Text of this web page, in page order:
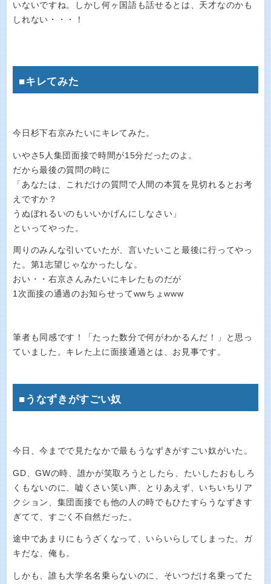
いないですね。しかし何ヶ国語も話せるとは、天才なのかも
しれない・・・！
■キレてみた
今日杉下右京みたいにキレてみた。
いやさ5人集団面接で時間が15分だったのよ。
だから最後の質問の時に
「あなたは、これだけの質問で人間の本質を見切れるとお考
えですか？
うぬぼれるいのもいいかげんにしなさい」
といってやった。
周りのみんな引いていたが、言いたいこと最後に行ってやっ
た。第1志望じゃなかったしな。
おい・・右京さんみたいにキレたものだが
1次面接の通過のお知らせってwwちょwww
筆者も同感です！「たった数分で何がわかるんだ！」と思っ
ていました。キレた上に面接通過とは、お見事です。
■うなずきがすごい奴
今日、今までで見たなかで最もうなずきがすごい奴がいた。
GD、GWの時、誰かが笑取ろうとしたら、たいしたおもしろ
くもないのに、嘘くさい笑い声、とりあえず、いちいちリア
クション、集団面接でも他の人の時でもひたすらうなずきす
ぎてて、すごく不自然だった。
途中であまりにもうざくなって、いらいらしてしまった。ガ
キだな、俺も。
しかも、誰も大学名名乗らないのに、そいつだけ名乗ってた